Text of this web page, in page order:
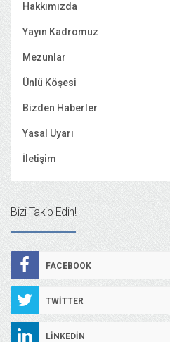
Hakkımızda
Yayın Kadromuz
Mezunlar
Ünlü Köşesi
Bizden Haberler
Yasal Uyarı
İletişim
Bizi Takip Edin!
FACEBOOK
TWITTER
LINKEDIN